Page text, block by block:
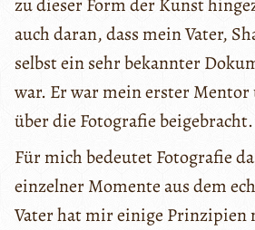
zu dieser Form der Kunst
auch daran, dass mein Vater,
selbst ein sehr bekannter
war. Er war mein erster
über die Fotografie beigebracht.
Für mich bedeutet Fotografie
einzelner Momente aus dem
Vater hat mir einige Prinzipien